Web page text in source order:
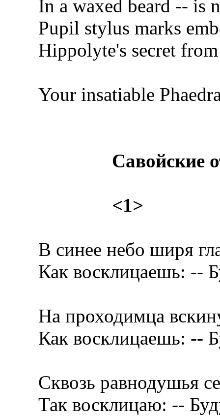
In a waxed beard -- is
Pupil stylus marks
Hippolyte's secret
Your insatiable
Савойские
<1>
В синее небо ширя
Как восклицаешь: --
На проходимца
Как восклицаешь: --
Сквозь равнодушья
Так восклицаю: --